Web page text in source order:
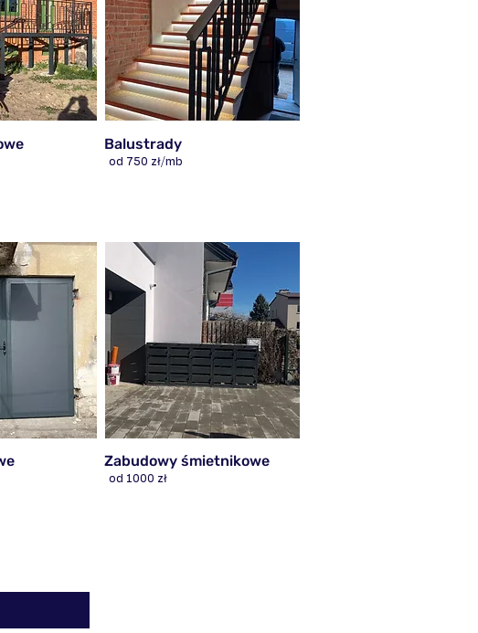
Balustrady
od 750 zł/mb
Zabudowy śmietnikowe
od 1000 zł